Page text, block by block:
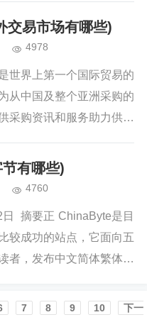
交易市场有哪些)
4978
世界上第一个国际贸易的
从中国及整个亚洲采购的
采购资讯和服务助力供应
球艺术交易中心指定在
有哪些)
4760
摘要正 ChinaByte是目
较成功的站点，它面向五
者，发布中文简体繁体两
怎么读Ch...
7 8 9 10 下一